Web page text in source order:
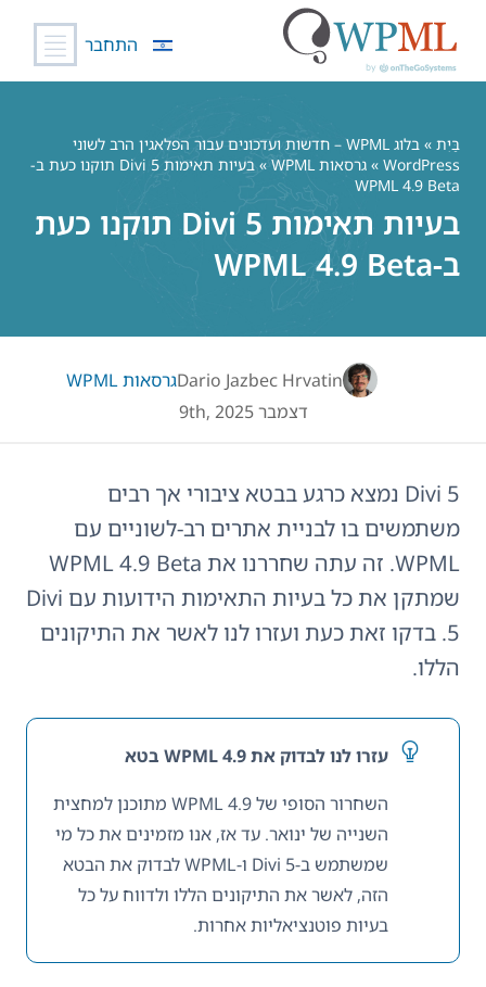
התחבר
בַּיִת »
בלוג WPML – חדשות ועדכונים עבור הפלאגין הרב לשוני
WordPress
» גרסאות WPML
» בעיות תאימות Divi 5 תוקנו כעת ב-
WPML 4.9 Beta
בעיות תאימות Divi 5 תוקנו כעת
ב-WPML 4.9 Beta
Dario Jazbec Hrvatinגרסאות WPML
דצמבר 9th, 2025
Divi 5 נמצא כרגע בבטא ציבורי אך רבים
משתמשים בו לבניית אתרים רב-לשוניים עם
WPML. זה עתה שחררנו את WPML 4.9 Beta
שמתקן את כל בעיות התאימות הידועות עם Divi
5. בדקו זאת כעת ועזרו לנו לאשר את התיקונים
הללו.
עזרו לנו לבדוק את WPML 4.9 בטא
השחרור הסופי של WPML 4.9 מתוכנן למחצית
השנייה של ינואר. עד אז, אנו מזמינים את כל מי
שמשתמש ב-Divi 5 ו-WPML לבדוק את הבטא
הזה, לאשר את התיקונים הללו ולדווח על כל
בעיות פוטנציאליות אחרות.